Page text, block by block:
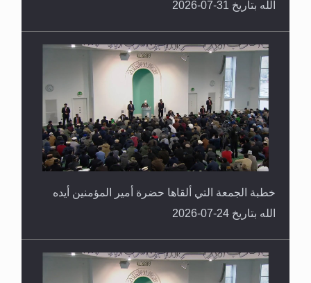
خطبة الجمعة التي ألقاها حضرة أمير المؤمنين أيده